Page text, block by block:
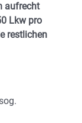
aufrecht
Lkw pro
restlichen